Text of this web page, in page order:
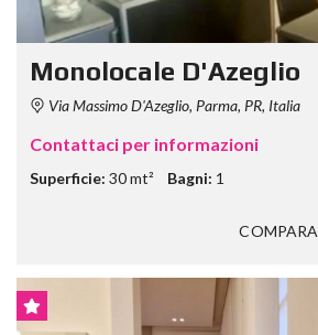
Monolocale D'Azeglio
Via Massimo D'Azeglio, Parma, PR, Italia
Contattaci per informazioni
Superficie: 30 mt² Bagni: 1
COMPARA